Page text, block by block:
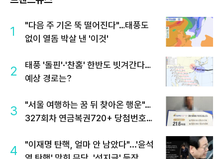
1
"다음 주 기온 뚝 떨어진다"…태풍도
없이 열돔 박살 낸 '이것'
2
태풍 '돌핀'·'찬홈' 한반도 빗겨간다…
예상 경로는?
3
"서울 여행하는 꿈 뒤 찾아온 행운"…
327회차 연금복권720+ 당첨번호조
4
"이재명 탄핵, 얼마 안 남았다"...'윤석